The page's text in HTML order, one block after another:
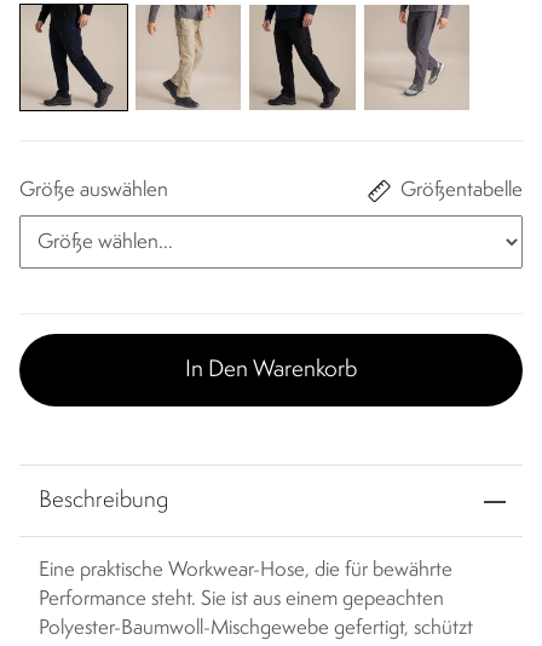
Größe auswählen Größentabelle
In Den Warenkorb
Beschreibung
Eine praktische Workwear-Hose, die für bewährte
Performance steht. Sie ist aus einem gepeachten
Polyester-Baumwoll-Mischgewebe gefertigt, schützt